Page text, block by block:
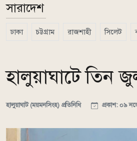
সারাদেশ
ঢাকা চট্টগ্রাম রাজশাহী সিলেট
হালুয়াঘাটে তিন
হালুয়াঘাট (ময়মনসিংহ) প্রতিনিধি প্রকাশ: ০৯